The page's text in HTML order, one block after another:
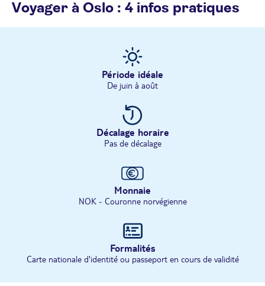
Voyager à Oslo : 4 infos pratiques
Période idéale
De juin à août
Décalage horaire
Pas de décalage
Monnaie
NOK - Couronne norvégienne
Formalités
Carte nationale d'identité ou passeport en cours de validité